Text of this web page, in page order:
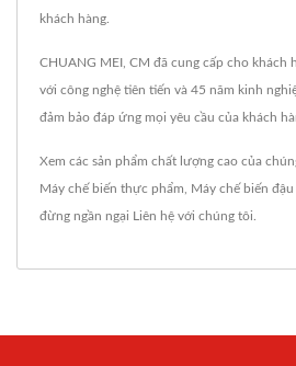
khách hàng.
CHUANG MEI, CM đã cung cấp cho khách
với công nghệ tiên tiến và 45 năm kinh
đảm bảo đáp ứng mọi yêu cầu của khách
Xem các sản phẩm chất lượng cao của
Máy chế biến thực phẩm, Máy chế biến
đừng ngần ngại Liên hệ với chúng tôi.